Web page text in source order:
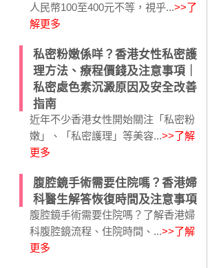
人民幣100至400元不等，視乎...>>了
解更多
私密粉嫩係咩？香港女性私密護
理方法、療程價錢及注意事項｜
私密處色素沉澱原因及安全改善
指南
近年不少香港女性開始關注「私密粉
嫩」、「私密護理」等美容...>>了解
更多
腹腔鏡手術需要住院嗎？香港婦
科醫生解答恢復時間及注意事項
腹腔鏡手術需要住院嗎？了解香港婦
科腹腔鏡流程、住院時間、...>>了解
更多